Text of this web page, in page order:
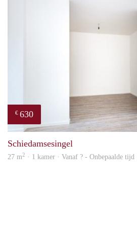
€ 630
Schiedamsesingel
27 m2 · 1 kamer · Vanaf ? - Onbepaalde tijd